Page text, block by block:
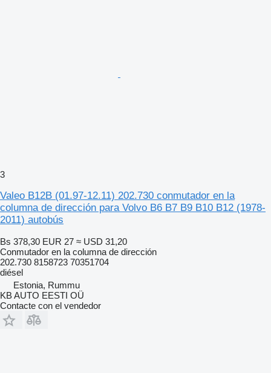
3
Valeo B12B (01.97-12.11) 202.730 conmutador en la
columna de dirección para Volvo B6 B7 B9 B10 B12 (1978-
2011) autobús
Bs 378,30 EUR 27 ≈ USD 31,20
Conmutador en la columna de dirección
202.730 8158723 70351704
diésel
Estonia, Rummu
KB AUTO EESTI OÜ
Contacte con el vendedor